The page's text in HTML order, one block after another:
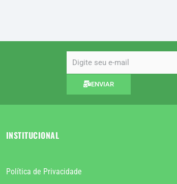
ENVIAR
INSTITUCIONAL
Política de Privacidade